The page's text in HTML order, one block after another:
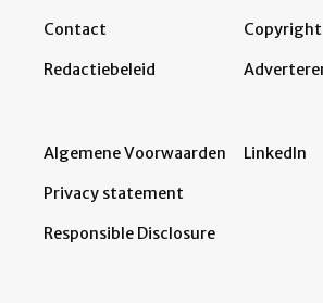
Contact
Redactiebeleid
Copyright
Algemene Voorwaarden
Privacy statement
Responsible Disclosure
LinkedIn